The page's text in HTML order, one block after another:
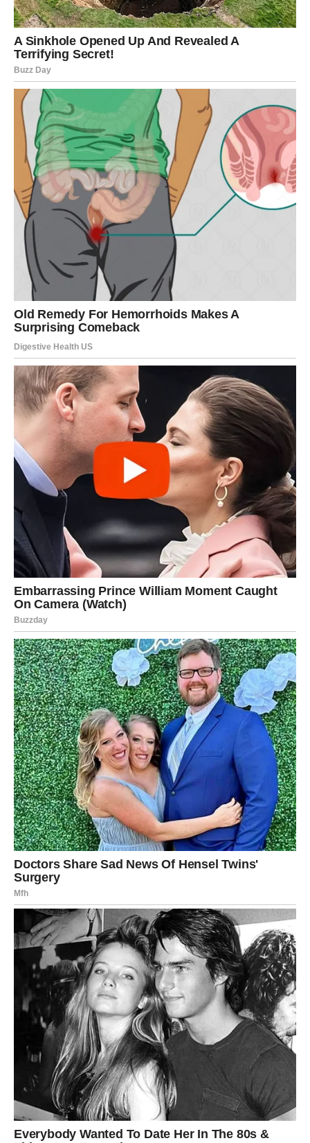
Stavite u pećnicu i pecite 35 do 45 minuta, odnosno dok vrh ne
dobije zlatnosmeđu boju. Ostavite pitu da odstoji u kalupu 10
minuta, a zatim je prebacite na rešetku da se malo ohladi prije
rezanja.
Prijedlozi za posluživanje za jednostavnu pitu od povrća Ova
jednostavna pita od povrća nudi svestranost jer se može
uživati u toploj ili na sobnoj temperaturi. Za dobro zaokružen
obrok, popratite ga sa svježom zelenom salatom ili ga
kombinirajte sa zdjelom juhe za ugodnu večeru. Osim toga,
eventualni ostaci mogu poslužiti kao izvrsna opcija za ručak
za van. Ovaj recept također dopušta prilagodbu; slobodno
dodajte povrće ili začine po želji kako biste poboljšali okus.
Dobar tek!